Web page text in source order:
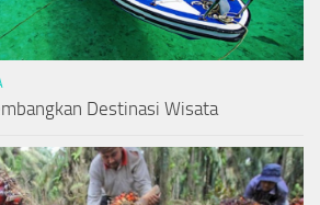
Destinasi Wisata